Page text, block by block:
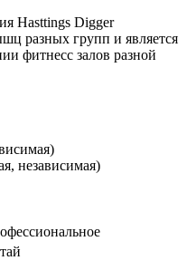
Hasttings Digger
разных групп и является
фитнесс залов разной
независимая)